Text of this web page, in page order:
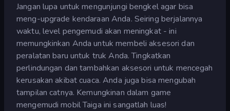
Jangan lupa untuk mengunjungi bengkel agar bisa
meng-upgrade kendaraan Anda. Seiring berjalannya
waktu, level pengemudi akan meningkat - ini
memungkinkan Anda untuk membeli aksesori dan
peralatan baru untuk truk Anda. Tingkatkan
perlindungan dan tambahkan aksesori untuk mencegah
kerusakan akibat cuaca. Anda juga bisa mengubah
tampilan catnya. Kemungkinan dalam game
mengemudi mobil Taiga ini sangatlah luas!